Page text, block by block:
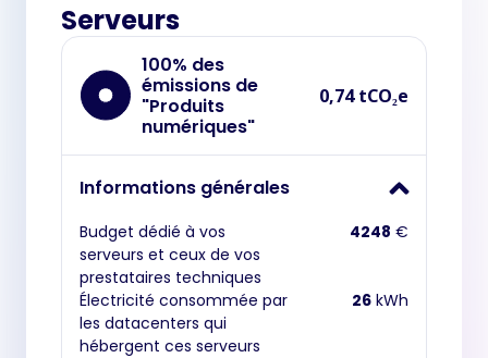
Serveurs
100% des
émissions de
"Produits
numériques"
0,74 tCO₂e
Informations générales
Budget dédié à vos
serveurs et ceux de vos
prestataires techniques
4248 €
Électricité consommée par
les datacenters qui
hébergent ces serveurs
26 kWh